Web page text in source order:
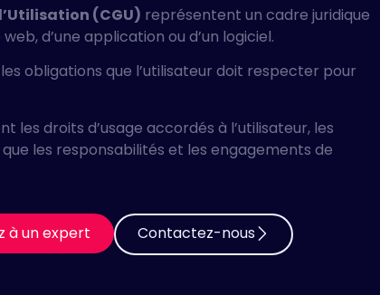
(CGU) représentent un cadre juridique
d’une application ou d’un logiciel.
obligations que l’utilisateur doit respecter pour
les droits d’usage accordés à l’utilisateur, les
les responsabilités et les engagements de
à un expert Contactez-nous